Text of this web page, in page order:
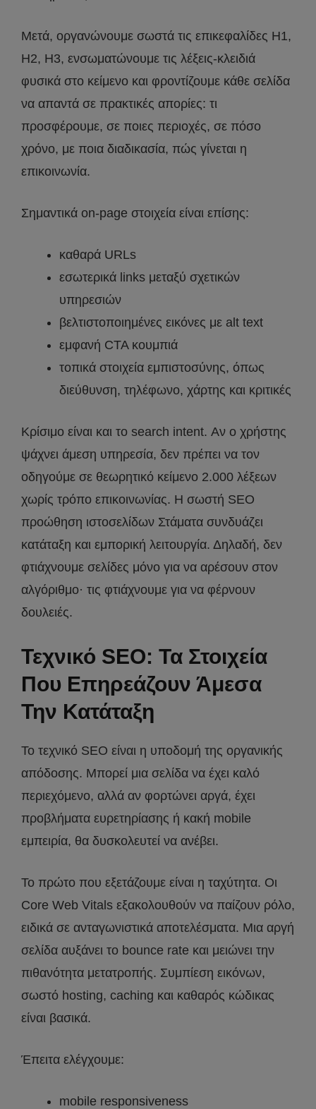
Μετά, οργανώνουμε σωστά τις επικεφαλίδες H1,
H2, H3, ενσωματώνουμε τις λέξεις-κλειδιά
φυσικά στο κείμενο και φροντίζουμε κάθε σελίδα
να απαντά σε πρακτικές απορίες: τι
προσφέρουμε, σε ποιες περιοχές, σε πόσο
χρόνο, με ποια διαδικασία, πώς γίνεται η
επικοινωνία.
Σημαντικά on-page στοιχεία είναι επίσης:
καθαρά URLs
εσωτερικά links μεταξύ σχετικών
υπηρεσιών
βελτιστοποιημένες εικόνες με alt text
εμφανή CTA κουμπιά
τοπικά στοιχεία εμπιστοσύνης, όπως
διεύθυνση, τηλέφωνο, χάρτης και κριτικές
Κρίσιμο είναι και το search intent. Αν ο χρήστης
ψάχνει άμεση υπηρεσία, δεν πρέπει να τον
οδηγούμε σε θεωρητικό κείμενο 2.000 λέξεων
χωρίς τρόπο επικοινωνίας. Η σωστή SEO
προώθηση ιστοσελίδων Στάματα συνδυάζει
κατάταξη και εμπορική λειτουργία. Δηλαδή, δεν
φτιάχνουμε σελίδες μόνο για να αρέσουν στον
αλγόριθμο· τις φτιάχνουμε για να φέρνουν
δουλειές.
Τεχνικό SEO: Τα Στοιχεία
Που Επηρεάζουν Άμεσα
Την Κατάταξη
Το τεχνικό SEO είναι η υποδομή της οργανικής
απόδοσης. Μπορεί μια σελίδα να έχει καλό
περιεχόμενο, αλλά αν φορτώνει αργά, έχει
προβλήματα ευρετηρίασης ή κακή mobile
εμπειρία, θα δυσκολευτεί να ανέβει.
Το πρώτο που εξετάζουμε είναι η ταχύτητα. Οι
Core Web Vitals εξακολουθούν να παίζουν ρόλο,
ειδικά σε ανταγωνιστικά αποτελέσματα. Μια αργή
σελίδα αυξάνει το bounce rate και μειώνει την
πιθανότητα μετατροπής. Συμπίεση εικόνων,
σωστό hosting, caching και καθαρός κώδικας
είναι βασικά.
Έπειτα ελέγχουμε:
mobile responsiveness